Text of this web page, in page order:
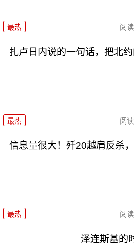
最热 阅读
扎卢日内说的一句话，把北
最热 阅读
信息量很大！歼20越肩反杀
最热 阅读
泽连斯基的